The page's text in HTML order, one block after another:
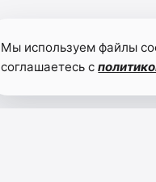
Мы используем файлы
соглашаетесь с